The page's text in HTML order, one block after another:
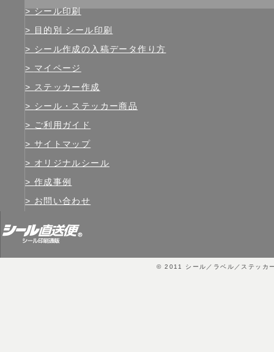
シール印刷
目的別 シール印刷
シール作成の入稿データ作り方
マイページ
ステッカー作成
シール・ステッカー商品
ご利用ガイド
サイトマップ
オリジナルシール
作成事例
お問い合わせ
© 2011 シール／ラベル／ステッカ